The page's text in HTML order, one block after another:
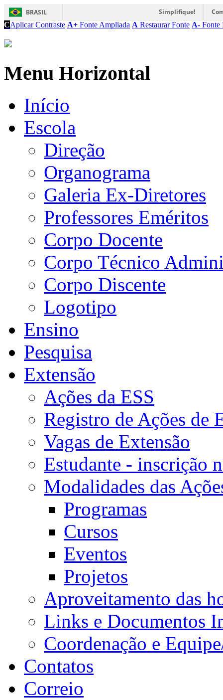
BRASIL Simplifique!
CAplicar Contraste A+ Fonte Ampliada A Restaurar Fonte A- Fonte
Menu Horizontal
Início
Escola
Direção
Organograma
Galeria Ex-Diretores
Professores Eméritos
Corpo Docente
Corpo Técnico
Corpo Discente
Logotipo
Ensino
Pesquisa
Extensão
Ações da ESS
Registro de Ações de
Vagas de Extensão
Estudante - inscrição
Modalidades das
Programas
Cursos
Eventos
Projetos
Aproveitamento das
Links e Documentos
Coordenação e
Contatos
Correio